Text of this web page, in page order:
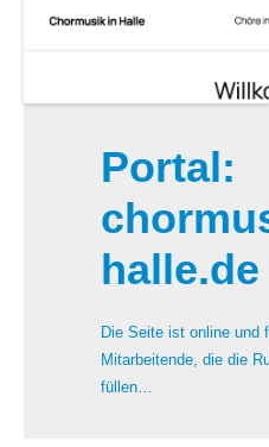
Portal:
halle.de
Die Seite ist online und
Mitarbeitende, die die
füllen…